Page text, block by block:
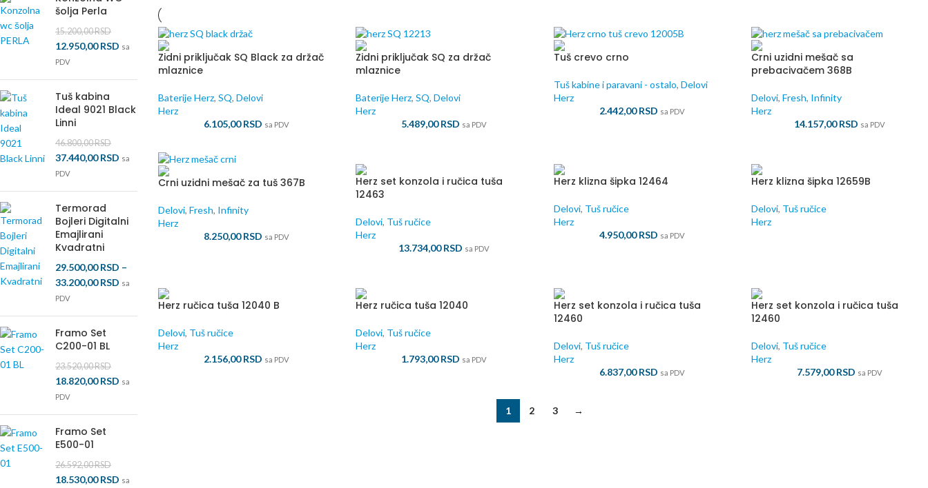
šolja Perla
15.200,00RSD
12.950,00RSD sa
PDV
Tuš kabina
Ideal 9021 Black
Linni
46.800,00RSD
37.440,00RSD sa
PDV
Termorad
Bojleri Digitalni
Emajlirani
Kvadratni
29.500,00RSD –
33.200,00RSD sa
PDV
Framo Set
C200-01 BL
23.520,00RSD
18.820,00RSD sa
PDV
Framo Set
E500-01
26.592,00RSD
18.530,00RSD sa
Zidni priključak SQ Black za držač
mlaznice
Baterije Herz, SQ, Delovi
Herz
6.105,00RSD sa PDV
Zidni priključak SQ za držač
mlaznice
Baterije Herz, SQ, Delovi
Herz
5.489,00RSD sa PDV
Tuš crevo crno
Tuš kabine i paravani - ostalo, Delovi
Herz
2.442,00RSD sa PDV
Crni uzidni mešač sa
prebacivačem 368B
Delovi, Fresh, Infinity
Herz
14.157,00RSD sa PDV
Crni uzidni mešač za tuš 367B
Delovi, Fresh, Infinity
Herz
8.250,00RSD sa PDV
Herz set konzola i ručica tuša
12463
Delovi, Tuš ručice
Herz
13.734,00RSD sa PDV
Herz klizna šipka 12464
Delovi, Tuš ručice
Herz
4.950,00RSD sa PDV
Herz klizna šipka 12659B
Delovi, Tuš ručice
Herz
Herz ručica tuša 12040 B
Delovi, Tuš ručice
Herz
2.156,00RSD sa PDV
Herz ručica tuša 12040
Delovi, Tuš ručice
Herz
1.793,00RSD sa PDV
Herz set konzola i ručica tuša
12460
Delovi, Tuš ručice
Herz
6.837,00RSD sa PDV
Herz set konzola i ručica tuša
12460
Delovi, Tuš ručice
Herz
7.579,00RSD sa PDV
1 2 3 →